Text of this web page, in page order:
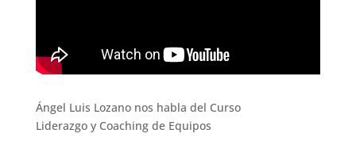
Ángel Luis Lozano nos habla del Curso
Liderazgo y Coaching de Equipos